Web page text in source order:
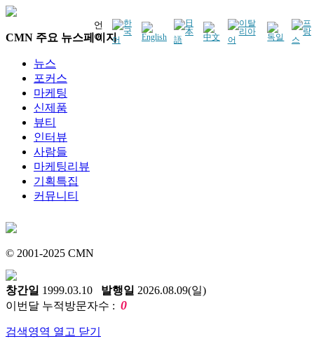
언
어
CMN 주요 뉴스페이지
뉴스
포커스
마케팅
신제품
뷰티
인터뷰
사람들
마케팅리뷰
기획특집
커뮤니티
© 2001-2025 CMN
창간일 1999.03.10 발행일 2026.08.09(일)
이번달 누적방문자수 : 0
검색영역 열고 닫기